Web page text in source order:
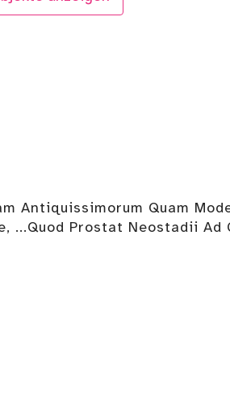
Antiquissimorum Quam
...Quod Prostat Neostadii